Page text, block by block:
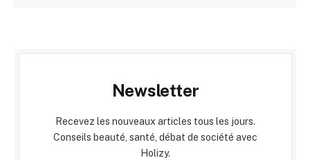
Newsletter
Recevez les nouveaux articles tous les jours.
Conseils beauté, santé, débat de société avec
Holizy.